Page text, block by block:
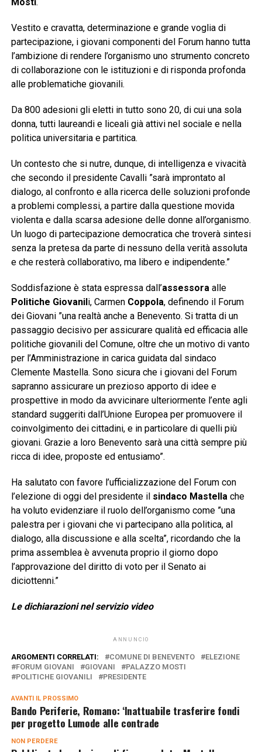
Vestito e cravatta, determinazione e grande voglia di
partecipazione, i giovani componenti del Forum hanno tutta
l’ambizione di rendere l’organismo uno strumento concreto
di collaborazione con le istituzioni e di risponda profonda
alle problematiche giovanili.
Da 800 adesioni gli eletti in tutto sono 20, di cui una sola
donna, tutti laureandi e liceali già attivi nel sociale e nella
politica universitaria e partitica.
Un contesto che si nutre, dunque, di intelligenza e vivacità
che secondo il presidente Cavalli ”sarà improntato al
dialogo, al confronto e alla ricerca delle soluzioni profonde
a problemi complessi, a partire dalla questione movida
violenta e dalla scarsa adesione delle donne all’organismo.
Un luogo di partecipazione democratica che troverà sintesi
senza la pretesa da parte di nessuno della verità assoluta
e che resterà collaborativo, ma libero e indipendente.”
Soddisfazione è stata espressa dall’assessoraalle
Politiche Giovanili, Carmen Coppola, definendo il Forum
dei Giovani ”una realtà anche a Benevento. Si tratta di un
passaggio decisivo per assicurare qualità ed efficacia alle
politiche giovanili del Comune, oltre che un motivo di vanto
per l’Amministrazione in carica guidata dal sindaco
Clemente Mastella. Sono sicura che i giovani del Forum
sapranno assicurare un prezioso apporto di idee e
prospettive in modo da avvicinare ulteriormente l’ente agli
standard suggeriti dall’Unione Europea per promuovere il
coinvolgimento dei cittadini, e in particolare di quelli più
giovani. Grazie a loro Benevento sarà una città sempre più
ricca di idee, proposte ed entusiamo”.
Ha salutato con favore l’ufficializzazione del Forum con
l’elezione di oggi del presidente il sindaco Mastellache
ha voluto evidenziare il ruolo dell’organismo come ”una
palestra per i giovani che vi partecipano alla politica, al
dialogo, alla discussione e alla scelta”, ricordando che la
prima assemblea è avvenuta proprio il giorno dopo
l’approvazione del diritto di voto per il Senato ai
diciottenni.”
Le dichiarazioni nel servizio video
ANNUNCIO
ARGOMENTI CORRELATI: COMUNE DI BENEVENTO
ELEZIONE
FORUM GIOVANI
GIOVANI
PALAZZO MOSTI
POLITICHE GIOVANILI
PRESIDENTE
AVANTI IL ​​PROSSIMO
Bando Periferie, Romano: ‘Inattuabile trasferire fondi
per progetto Lumode alle contrade
NON PERDERE